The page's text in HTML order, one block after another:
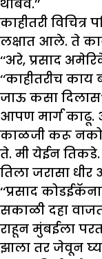
थांबव.’’
काहीतरी विचित्र
लक्षात आले. ते
‘‘अरे, प्रसाद
‘‘काहीतरीच
जाऊ कसा
आपण मार्ग काढू.
काळजी करू
ते. मी येईन
तिला जरासा धीर
‘‘प्रसाद
सकाळी दहा
राहून मुंबईला
झाला तर जेवून